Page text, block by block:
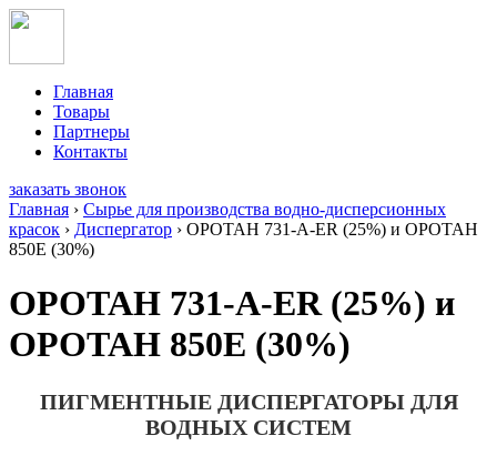
Главная
Товары
Партнеры
Контакты
заказать звонок
Главная › Сырье для производства водно-дисперсионных
красок › Диспергатор › ОРОТАН 731-А-ER (25%) и ОРОТАН
850Е (30%)
ОРОТАН 731-А-ER (25%) и
ОРОТАН 850Е (30%)
ПИГМЕНТНЫЕ ДИСПЕРГАТОРЫ ДЛЯ
ВОДНЫХ СИСТЕМ